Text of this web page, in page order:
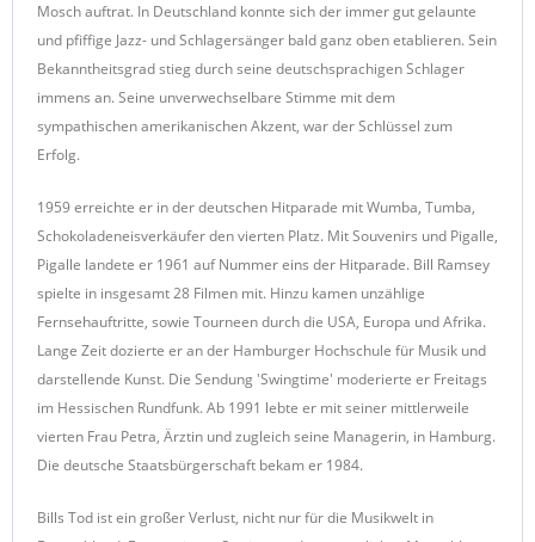
Mosch auftrat. In Deutschland konnte sich der immer gut gelaunte
und pfiffige Jazz- und Schlagersänger bald ganz oben etablieren. Sein
Bekanntheitsgrad stieg durch seine deutschsprachigen Schlager
immens an. Seine unverwechselbare Stimme mit dem
sympathischen amerikanischen Akzent, war der Schlüssel zum
Erfolg.
1959 erreichte er in der deutschen Hitparade mit Wumba, Tumba,
Schokoladeneisverkäufer den vierten Platz. Mit Souvenirs und Pigalle,
Pigalle landete er 1961 auf Nummer eins der Hitparade. Bill Ramsey
spielte in insgesamt 28 Filmen mit. Hinzu kamen unzählige
Fernsehauftritte, sowie Tourneen durch die USA, Europa und Afrika.
Lange Zeit dozierte er an der Hamburger Hochschule für Musik und
darstellende Kunst. Die Sendung 'Swingtime' moderierte er Freitags
im Hessischen Rundfunk. Ab 1991 lebte er mit seiner mittlerweile
vierten Frau Petra, Ärztin und zugleich seine Managerin, in Hamburg.
Die deutsche Staatsbürgerschaft bekam er 1984.
Bills Tod ist ein großer Verlust, nicht nur für die Musikwelt in